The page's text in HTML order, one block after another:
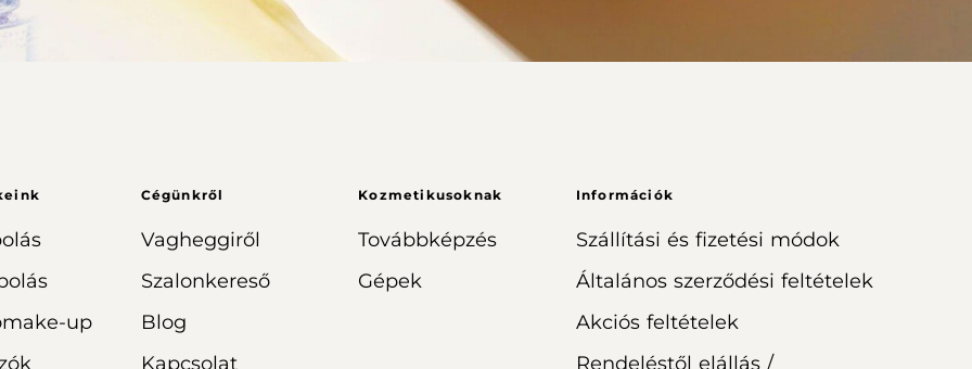
up
Cégünkről
Vagheggiről
Szalonkereső
Blog
Kapcsolat
Kozmetikusoknak
Továbbképzés
Gépek
Információk
Szállítási és fizetési módok
Általános szerződési feltételek
Akciós feltételek
Rendeléstől elállás /